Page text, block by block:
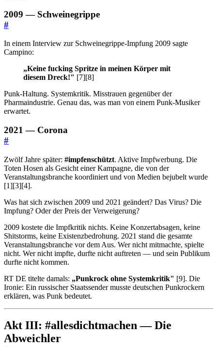
2009 — Schweinegrippe
#
In einem Interview zur Schweinegrippe-Impfung 2009 sagte
Campino:
„Keine fucking Spritze in meinen Körper mit
diesem Dreck!" [7][8]
Punk-Haltung. Systemkritik. Misstrauen gegenüber der
Pharmaindustrie. Genau das, was man von einem Punk-Musiker
erwartet.
2021 — Corona
#
Zwölf Jahre später: #impfenschützt. Aktive Impfwerbung. Die
Toten Hosen als Gesicht einer Kampagne, die von der
Veranstaltungsbranche koordiniert und von Medien bejubelt wurde
[1][3][4].
Was hat sich zwischen 2009 und 2021 geändert? Das Virus? Die
Impfung? Oder der Preis der Verweigerung?
2009 kostete die Impfkritik nichts. Keine Konzertabsagen, keine
Shitstorms, keine Existenzbedrohung. 2021 stand die gesamte
Veranstaltungsbranche vor dem Aus. Wer nicht mitmachte, spielte
nicht. Wer nicht impfte, durfte nicht auftreten — und sein Publikum
durfte nicht kommen.
RT DE titelte damals: „Punkrock ohne Systemkritik" [9]. Die
Ironie: Ein russischer Staatssender musste deutschen Punkrockern
erklären, was Punk bedeutet.
Akt III: #allesdichtmachen — Die
Abweichler